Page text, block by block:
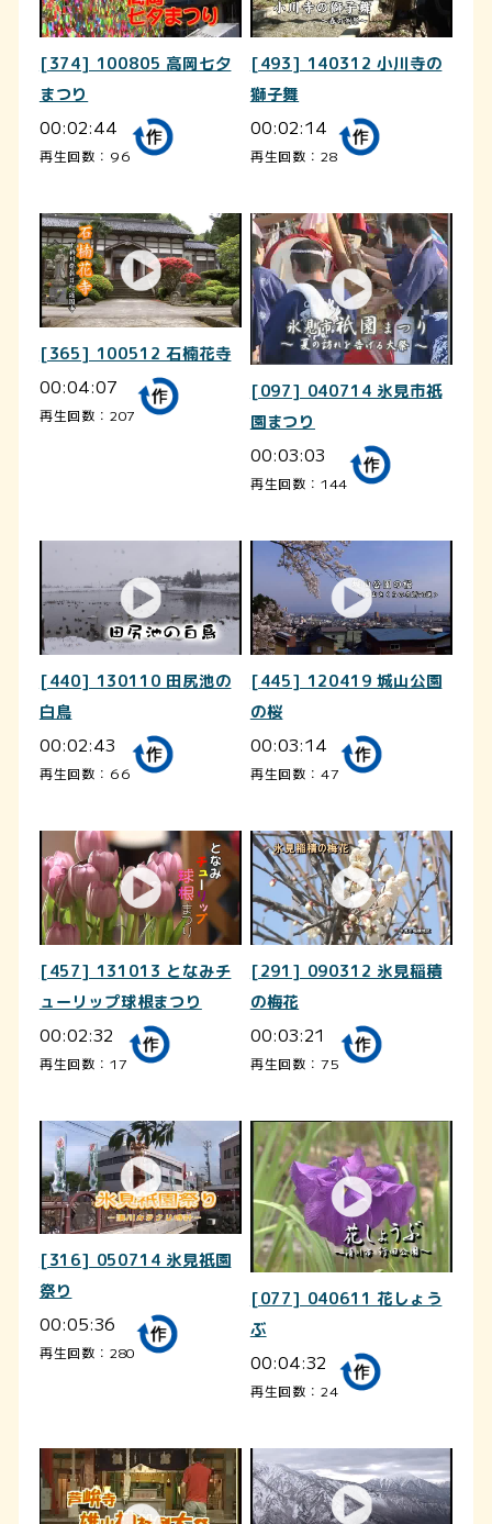
[374] 100805 高岡七夕
まつり
00:02:44
再生回数：96
[493] 140312 小川寺の
獅子舞
00:02:14
再生回数：28
[365] 100512 石楠花寺
00:04:07
再生回数：207
[097] 040714 氷見市祇
園まつり
00:03:03
再生回数：144
[440] 130110 田尻池の
白鳥
00:02:43
再生回数：66
[445] 120419 城山公園
の桜
00:03:14
再生回数：47
[457] 131013 となみチ
ューリップ球根まつり
00:02:32
再生回数：17
[291] 090312 氷見稲積
の梅花
00:03:21
再生回数：75
[316] 050714 氷見祇園
祭り
00:05:36
再生回数：280
[077] 040611 花しょう
ぶ
00:04:32
再生回数：24